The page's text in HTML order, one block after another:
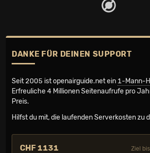
DANKE FÜR DEINEN SUPPORT
Seit 2005 ist openairguide.net ein 1-Mann-
Erfreuliche 4 Millionen Seiten­aufrufe pro
Preis.
Hilfst du mit, die laufenden Serverkosten zu
CHF 1131 Ziel